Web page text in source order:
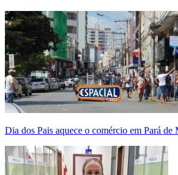
Dia dos Pais aquece o comércio em Pará de